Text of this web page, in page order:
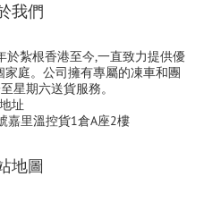
我們
於紮根香港至今,一直致力提供優
庭。公司擁有專屬的凍車和團
星期六送貨服務。
地址
嘉里溫控貨1倉A座2樓
地圖